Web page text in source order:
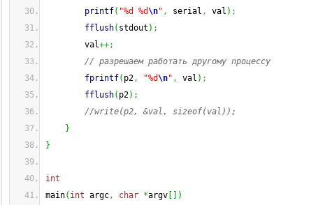
printf( "%d %d\n" , serial , val ) ;
fflush( stdout ) ;
val++;
// разрешаем работать другому процессу
fprintf( p2, "%d\n" , val ) ;
fflush( p2) ;
//write(p2, &val, sizeof(val));
}
}
int
main( int argc, char *argv
)